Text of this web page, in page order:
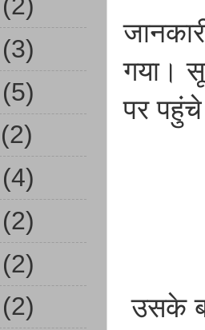
गया।
पर
उसके
(3)
(5)
(2)
(4)
(2)
(2)
(2)